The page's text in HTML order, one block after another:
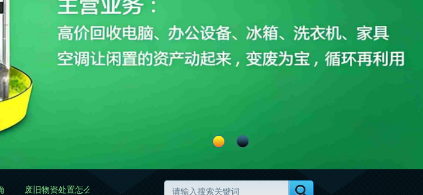
废旧物资处置怎么做更规范 废旧物资清理怎么做更高效更规范 废旧物资分类怎么做更规范